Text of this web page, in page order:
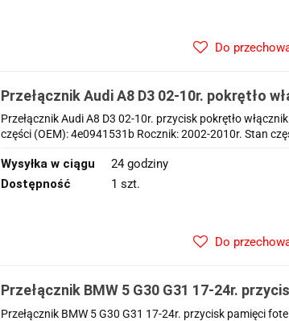
Do
Przełącznik Audi A8 D3 02-10r. pokrętło
EU 4e0941531b
Przełącznik Audi A8 D3 02-10r. przycisk pokrętło
części (OEM): 4e0941531b Rocznik: 2002-2010r. Stan
Wysyłka w ciągu
24 godziny
Dostępność
1 szt.
Do
Przełącznik BMW 5 G30 G31 17-24r.
fotela pasażera 18347910
Przełącznik BMW 5 G30 G31 17-24r. przycisk pamięci